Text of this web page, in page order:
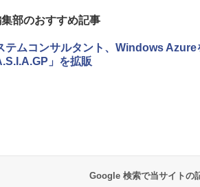
部のおすすめ記事
テムコンサルタント、Windows
」を拡販
Google 検索で当サイトの